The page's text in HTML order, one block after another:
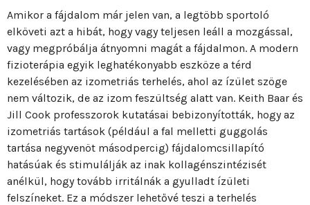
Amikor a fájdalom már jelen van, a legtöbb sportoló
elköveti azt a hibát, hogy vagy teljesen leáll a mozgással,
vagy megpróbálja átnyomni magát a fájdalmon. A modern
fizioterápia egyik leghatékonyabb eszköze a térd
kezelésében az izometriás terhelés, ahol az ízület szöge
nem változik, de az izom feszültség alatt van. Keith Baar és
Jill Cook professzorok kutatásai bebizonyították, hogy az
izometriás tartások (például a fal melletti guggolás
tartása negyvenöt másodpercig) fájdalomcsillapító
hatásúak és stimulálják az inak kollagénszintézisét
anélkül, hogy tovább irritálnák a gyulladt ízületi
felszíneket. Ez a módszer lehetővé teszi a terhelés